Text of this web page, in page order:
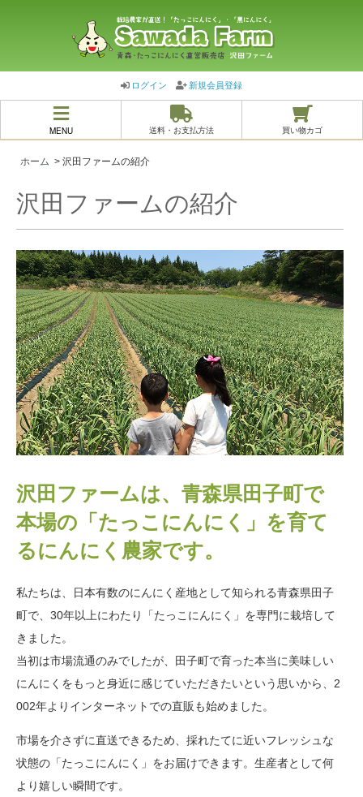
ログイン 新規会員登録
MENU 送料・お支払方法 買い物カゴ
ホーム > 沢田ファームの紹介
沢田ファームの紹介
沢田ファームは、青森県田子町で
本場の「たっこにんにく」を育て
るにんにく農家です。
私たちは、日本有数のにんにく産地として知られる青森県田子
町で、30年以上にわたり「たっこにんにく」を専門に栽培して
きました。
当初は市場流通のみでしたが、田子町で育った本当に美味しい
にんにくをもっと身近に感じていただきたいという思いから、2
002年よりインターネットでの直販も始めました。
市場を介さずに直送できるため、採れたてに近いフレッシュな
状態の「たっこにんにく」をお届けできます。生産者として何
より嬉しい瞬間です。